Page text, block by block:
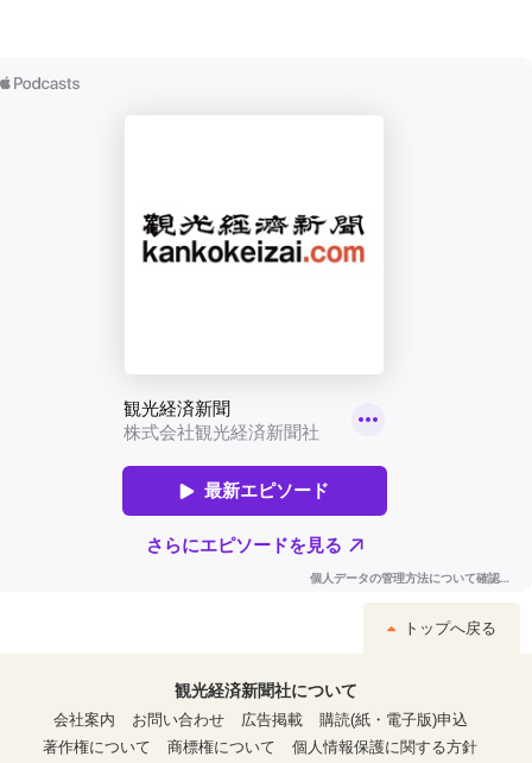
トップへ戻る
観光経済新聞社について
会社案内
お問い合わせ 広告掲載
購読(紙・電子版)申込
著作権について
商標権について 個人情報保護に関する方針